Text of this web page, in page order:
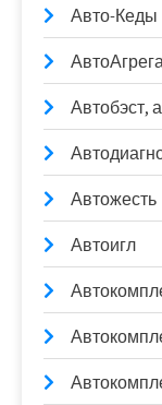
Авто-Кеды
Автобэст,
Автожесть
Автоигл